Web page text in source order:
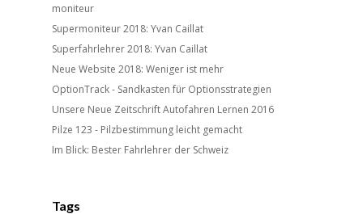
moniteur
Supermoniteur 2018: Yvan Caillat
Superfahrlehrer 2018: Yvan Caillat
Neue Website 2018: Weniger ist mehr
OptionTrack - Sandkasten für Optionsstrategien
Unsere Neue Zeitschrift Autofahren Lernen 2016
Pilze 123 - Pilzbestimmung leicht gemacht
Im Blick: Bester Fahrlehrer der Schweiz
Tags